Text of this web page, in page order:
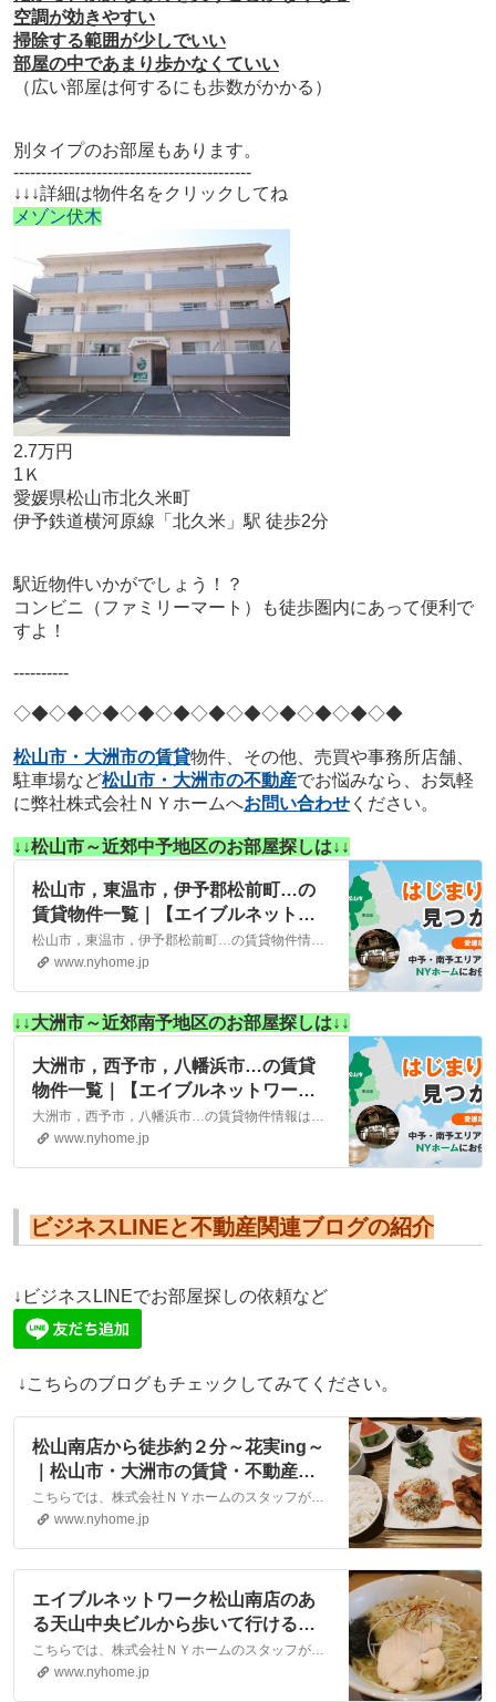
空調が効きやすい
掃除する範囲が少しでいい
部屋の中であまり歩かなくていい
（広い部屋は何するにも歩数がかかる）
別タイプのお部屋もあります。
-------------------------------------------
↓↓↓詳細は物件名をクリックしてね
メゾン伏木
2.7万円
1Ｋ
愛媛県松山市北久米町
伊予鉄道横河原線「北久米」駅 徒歩2分
駅近物件いかがでしょう！？
コンビニ（ファミリーマート）も徒歩圏内にあって便利で
すよ！
----------
◇◆◇◆◇◆◇◆◇◆◇◆◇◆◇◆◇◆◇◆◇◆
松山市・大洲市の賃貸物件、その他、売買や事務所店舗、
駐車場など松山市・大洲市の不動産でお悩みなら、お気軽
に弊社株式会社ＮＹホームへお問い合わせください。
↓↓松山市～近郊中予地区のお部屋探しは↓↓
松山市，東温市，伊予郡松前町…の
賃貸物件一覧｜【エイブルネットワ
ーク】(株)NYホーム 松山市・大洲
市の賃貸・不動産
松山市，東温市，伊予郡松前町…の賃貸物件情報は、こちらに掲載しております。株式会社NYホームが自信を持ってご紹介する物件ばかりとなっております。お客様のニーズにそった物件が見つかりましたら、弊社までお気軽にお問い合わせください。
www.nyhome.jp
↓↓大洲市～近郊南予地区のお部屋探しは↓↓
大洲市，西予市，八幡浜市…の賃貸
物件一覧｜【エイブルネットワー
ク】(株)NYホーム 松山市・大洲市
の賃貸・不動産
大洲市，西予市，八幡浜市…の賃貸物件情報は、こちらに掲載しております。株式会社NYホームが自信を持ってご紹介する物件ばかりとなっております。お客様のニーズにそった物件が見つかりましたら、弊社までお気軽にお問い合わせください。
www.nyhome.jp
ビジネスLINEと不動産関連ブログの紹介
↓ビジネスLINEでお部屋探しの依頼など
↓こちらのブログもチェックしてみてください。
松山南店から徒歩約２分～花実ing～
｜松山市・大洲市の賃貸・不動産な
ら株式会社NYホーム
こちらでは、株式会社ＮＹホームのスタッフが執筆したスタッフブログ記事、「松山南店から徒歩約２分～花実ing～」をご紹介しております。他にも様々なテーマの記事がありますので、お住まい探しの合間にぜひご一読ください！
www.nyhome.jp
エイブルネットワーク松山南店のあ
る天山中央ビルから歩いて行ける場
所に『とりそば翔』さんがありま
す。｜松山市・大洲市の賃貸・不動
産なら株式会社NYホーム
こちらでは、株式会社ＮＹホームのスタッフが執筆したスタッフブログ記事、「エイブルネットワーク松山南店のある天山中央ビルから歩いて行ける場所に『とりそば翔』さんがあります。」をご紹介しております。他にも様々なテーマの記事がありますので、お住まい探しの合間にぜひご一読ください！
www.nyhome.jp